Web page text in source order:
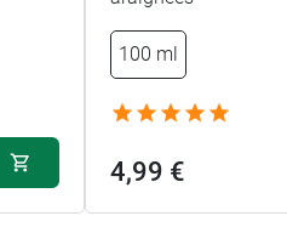
100 ml
4,99 €